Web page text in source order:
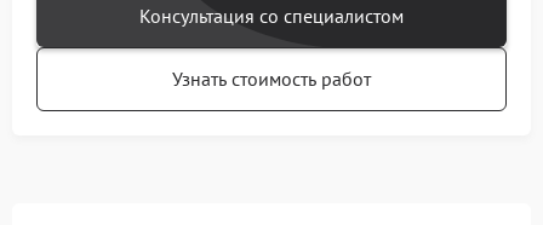
Консультация со специалистом
Узнать стоимость работ